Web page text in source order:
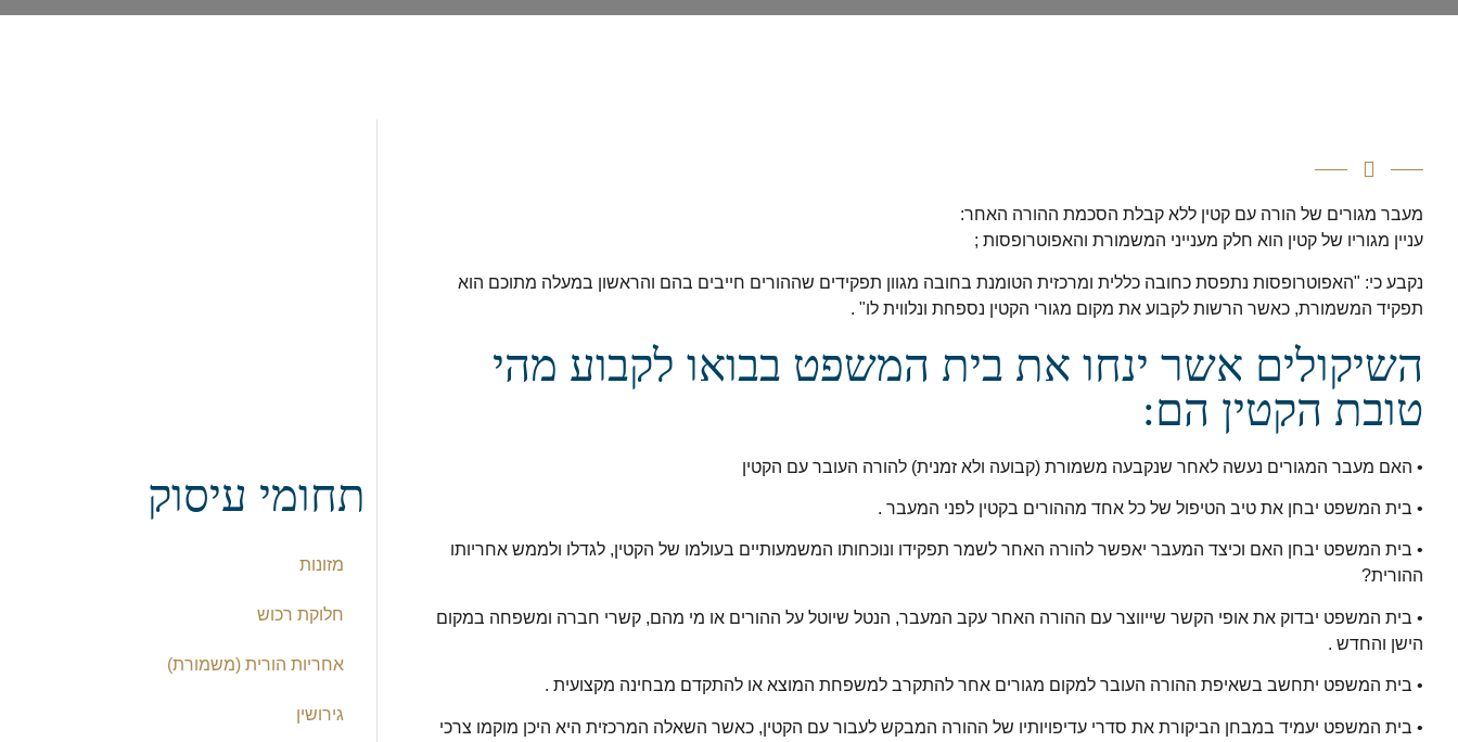
מעבר מגורים של הורה עם קטין ללא קבלת הסכמת ההורה האחר:
עניין מגוריו של קטין הוא חלק מענייני המשמורת והאפוטרופסות ;
נקבע כי: "האפוטרופסות נתפסת כחובה כללית ומרכזית הטומנת בחובה מגוון תפקידים שההורים חייבים בהם והראשון במעלה מתוכם הוא
תפקיד המשמורת, כאשר הרשות לקבוע את מקום מגורי הקטין נספחת ונלווית לו" .
השיקולים אשר ינחו את בית המשפט בבואו לקבוע מהי
טובת הקטין הם:
• האם מעבר המגורים נעשה לאחר שנקבעה משמורת (קבועה ולא זמנית) להורה העובר עם הקטין
• בית המשפט יבחן את טיב הטיפול של כל אחד מההורים בקטין לפני המעבר .
• בית המשפט יבחן האם וכיצד המעבר יאפשר להורה האחר לשמר תפקידו ונוכחותו המשמעותיים בעולמו של הקטין, לגדלו ולממש אחריותו
ההורית?
• בית המשפט יבדוק את אופי הקשר שייווצר עם ההורה האחר עקב המעבר, הנטל שיוטל על ההורים או מי מהם, קשרי חברה ומשפחה במקום
הישן והחדש .
• בית המשפט יתחשב בשאיפת ההורה העובר למקום מגורים אחר להתקרב למשפחת המוצא או להתקדם מבחינה מקצועית .
• בית המשפט יעמיד במבחן הביקורת את סדרי עדיפויותיו של ההורה המבקש לעבור עם הקטין, כאשר השאלה המרכזית היא היכן מוקמו צרכי
תחומי עיסוק
מזונות
חלוקת רכוש
אחריות הורית (משמורת)
גירושין